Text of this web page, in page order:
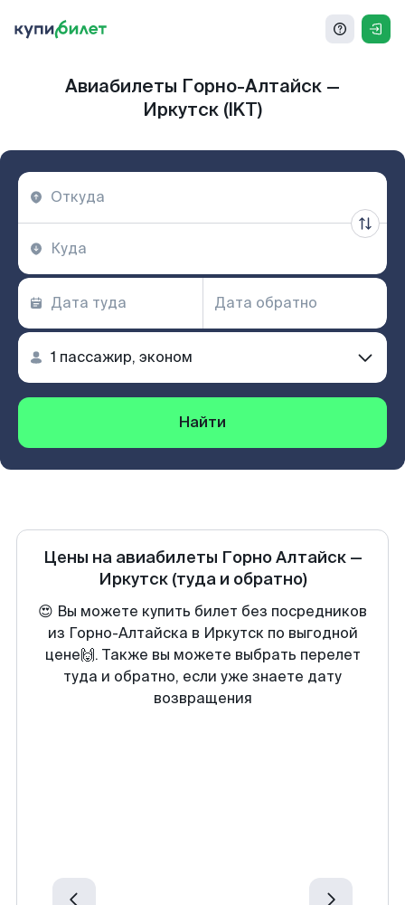
Авиабилеты Горно-Алтайск —
Иркутск (IKT)
Найти
Цены на авиабилеты Горно Алтайск—
Иркутск (туда и обратно)
😍 Вы можете купить билет без посредников
из Горно-Алтайска в Иркутск по выгодной
цене🙌. Также вы можете выбрать перелет
туда и обратно, если уже знаете дату
возвращения